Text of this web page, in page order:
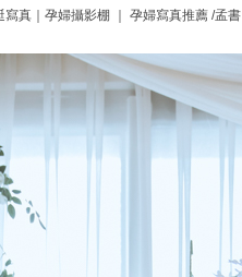
真｜孕婦攝影棚 ｜ 孕婦寫真推薦 /孟書